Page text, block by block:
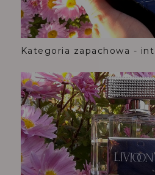
Kategoria zapachowa -